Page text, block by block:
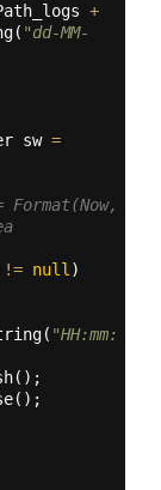
+
( "dd-MM-
sw =
!= null)
( "HH:mm:
();
();